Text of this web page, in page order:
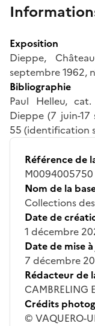
Exposition
Dieppe,
septembre 1962,
Bibliographie
Paul Helleu,
Dieppe (7 juin-17
55 (identification
Référence de
M0094005750
Nom de la
Collections
Date de
1 décembre
Date de mise
7 décembre
Rédacteur de
CAMBRELING
Crédits
© VAQUERO-